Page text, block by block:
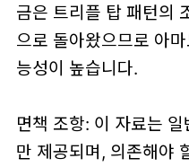
금은 트리플 탑 패턴의
으로 돌아왔으므로 아
능성이 높습니다.
면책 조항: 이 자료는
만 제공되며, 의존해야